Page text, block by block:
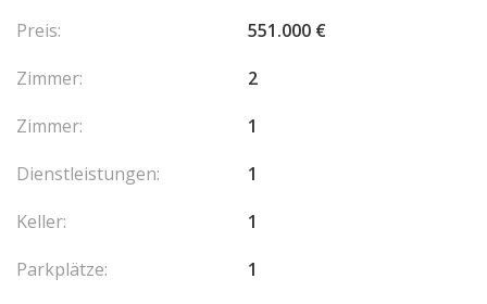
Cet appartement est parfait pour une résidence principale, un
honoraires sont à la charge du vendeur.
Preis:
551.000 €
Zimmer:
2
Zimmer:
1
Dienstleistungen:
1
Keller:
1
Parkplätze:
1